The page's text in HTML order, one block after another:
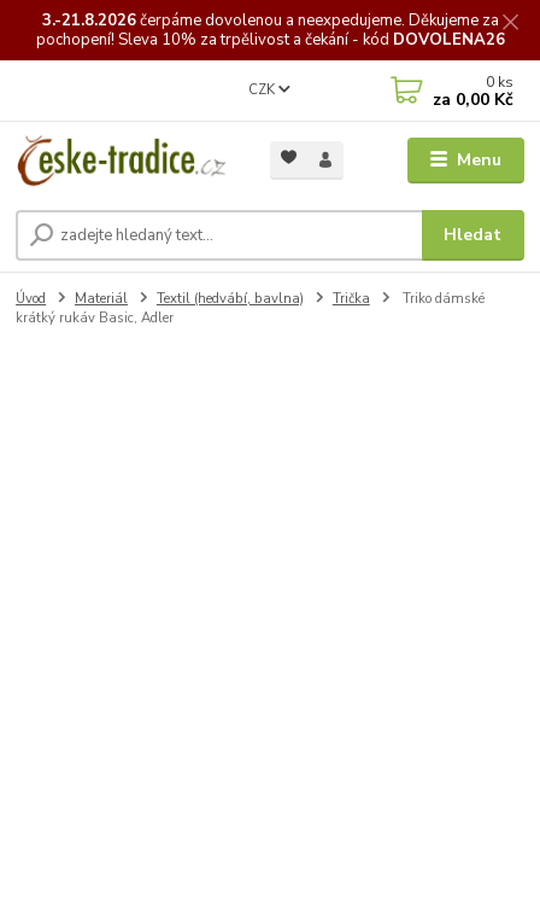
3.-21.8.2026čerpámedovolenou a neexpedujeme. Děkujeme za
pochopení! Sleva 10% za trpělivost a čekání - kód DOVOLENA26
Menu
CZK
Hledat
0 ks
za 0,00 Kč
Úvod Materiál Textil (hedvábí, bavlna) Trička
Triko dámské
krátký rukáv Basic, Adler